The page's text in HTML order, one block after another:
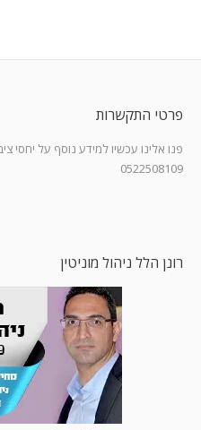
פרטי התקשרות
פנו אלינו עכשיו למידע נוסף על יחסי
0522508109
רונן הלל ניהול מוניטין